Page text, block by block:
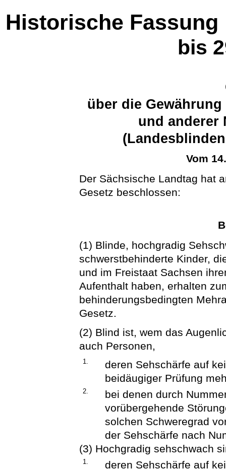
Historische Fassung
bis
über die
und anderer
Vom
Der Sächsische Landtag hat
Gesetz beschlossen:
(1) Blinde, hochgradig
schwerstbehinderte Kinder,
und im Freistaat Sachsen
Aufenthalt haben, erhalten
behinderungsbedingten
Gesetz.
(2) Blind ist, wem das
auch Personen,
1.
deren Sehschärfe auf
beidäugiger Prüfung
2.
bei denen durch
vorübergehende
solchen Schweregrad
der Sehschärfe nach
(3) Hochgradig sehschwach
1.
deren Sehschärfe auf